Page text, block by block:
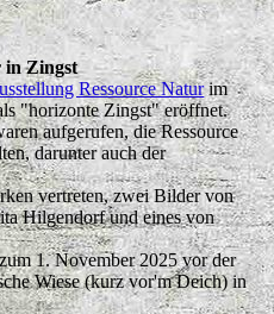
in Zingst
Ressource Naturim
"horizonte Zingst" eröffnet.
aufgerufen, die Ressource
darunter auch der
vertreten, zwei Bilder von
Hilgendorf und eines von
1. November 2025 vor der
Wiese (kurz vor'm Deich) in